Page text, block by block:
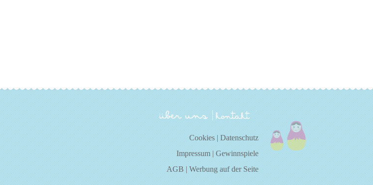
über uns kontakt
Cookies|Datenschutz
Impressum|Gewinnspiele
AGB|Werbung auf der Seite